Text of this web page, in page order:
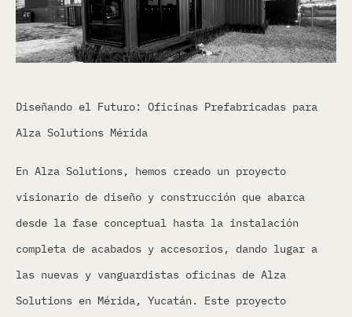
Diseñando el Futuro: Oficinas Prefabricadas para
Alza Solutions Mérida
En Alza Solutions, hemos creado un proyecto
visionario de diseño y construcción que abarca
desde la fase conceptual hasta la instalación
completa de acabados y accesorios, dando lugar a
las nuevas y vanguardistas oficinas de Alza
Solutions en Mérida, Yucatán. Este proyecto